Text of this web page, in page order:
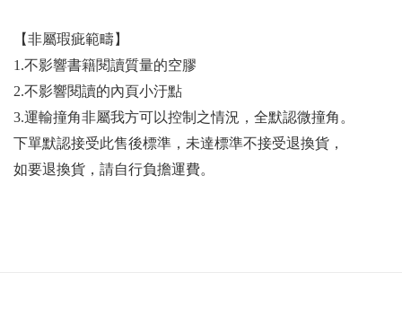
【非屬瑕疵範疇】
1.不影響書籍閱讀質量的空膠
2.不影響閱讀的內頁小汙點
3.運輸撞角非屬我方可以控制之情況，全默認微撞角。
下單默認接受此售後標準，未達標準不接受退換貨，
如要退換貨，請自行負擔運費。